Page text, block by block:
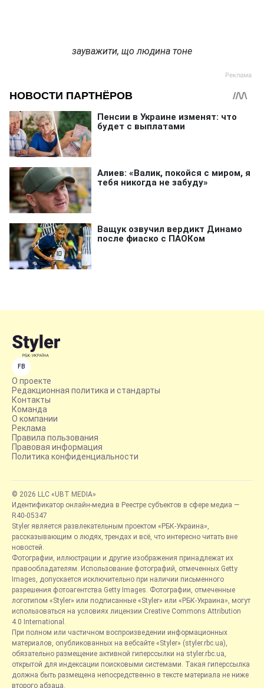
зауважити, що людина тоне
FB
О проекте
Редакционная политика и стандарты
Контакты
Команда
О компании
Реклама
Правила пользования
Правовая информация
Политика конфиденциальности
© 2026 LLC «UBT MEDIA»
Идентификатор онлайн-медиа в Реестре субъектов в сфере медиа —
R40-05347
Styler является развлекательным проектом «РБК-Украина»,
рассказывающим о людях, трендах и всё, что интересно читать вне
новостей.
Фотографии, иллюстрации и другие изображения принадлежат их
правообладателям. Использование фотографий, отмеченных Getty
Images, допускается исключительно при наличии письменного
разрешения фотоагентства Getty Images. Фотографии, отмеченные
логотипом «Styler» или подписанные «Styler» или «РБК-Украина», могут
использоваться на условиях лицензии Creative Commons Attribution
4.0 International.
При полном или частичном воспроизведении информационных
материалов, опубликованных на вебсайте «Styler» (styler.rbc.ua),
обязательно размещение активной гиперссылки на styler.rbc.ua,
открытой для индексации поисковыми системами. Такая гиперссылка
должна быть размещена непосредственно в тексте материала не ниже
второго абзаца.